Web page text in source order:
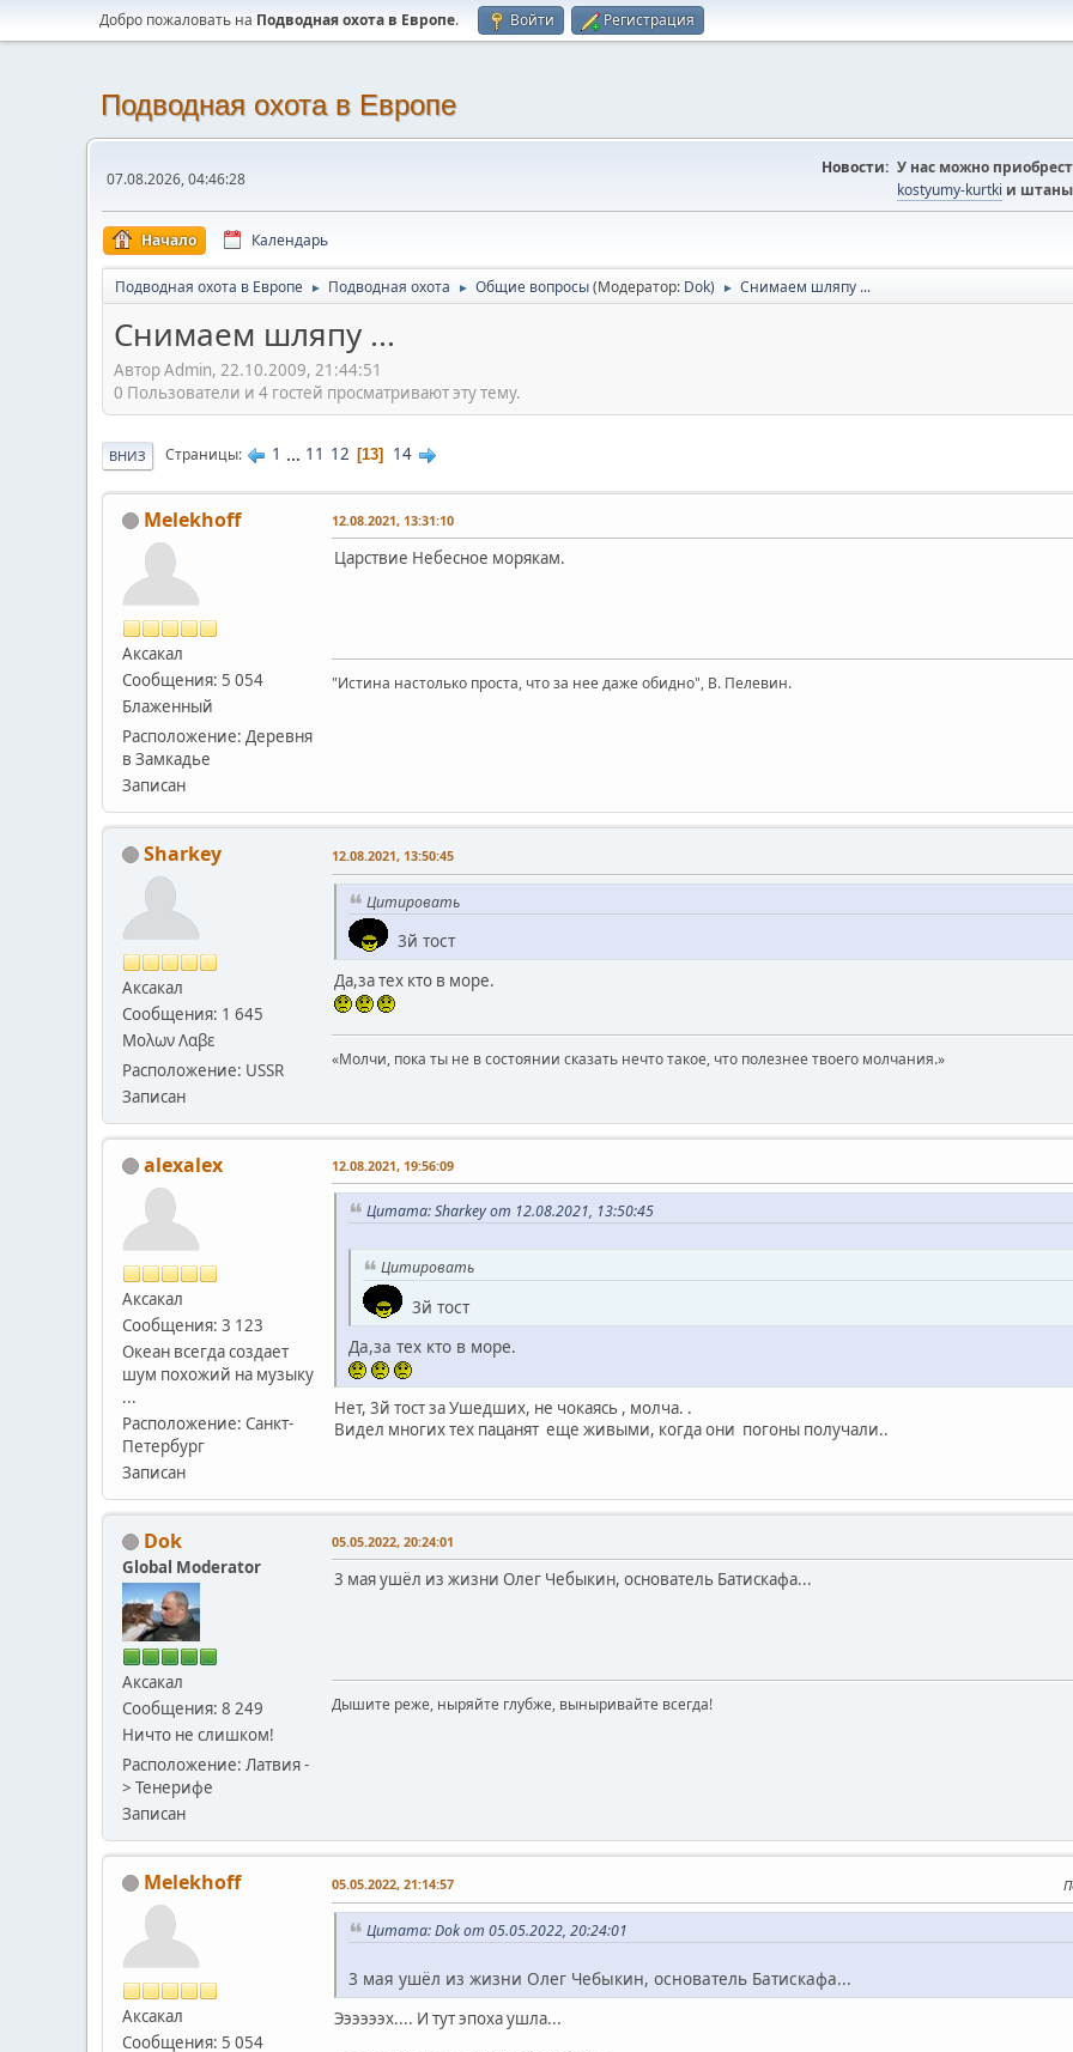
Добро пожаловать на Подводная охота в Европе. Войти Регистрация
Подводная охота в Европе
07.08.2026, 04:46:28
Новости: У нас можно
kostyumy-kurtki и
Начало Календарь
Подводная охота в Европе ► Подводная охота ► Общие вопросы(Модератор: Dok) ► Снимаем шляпу ...
Снимаем шляпу ...
Автор Admin, 22.10.2009, 21:44:51
0 Пользователи и 4 гостей просматривают эту тему.
ВНИЗ Страницы 1 ... 11 12 13 14
Melekhoff
Аксакал
Сообщения: 5 054
Блаженный
Расположение: Деревня
в Замкадье
Записан
12.08.2021, 13:31:10
Царствие Небесное морякам.
"Истина настолько проста, что за нее даже обидно", В. Пелевин.
Sharkey
Аксакал
Сообщения: 1 645
Μολων Λαβε
Расположение: USSR
Записан
12.08.2021, 13:50:45
Цитировать
3й тост
Да,за тех кто в море.
«Молчи, пока ты не в состоянии сказать нечто такое, что полезнее твоего молчания.»
alexalex
Аксакал
Сообщения: 3 123
Океан всегда создает
шум похожий на музыку
...
Расположение: Санкт-
Петербург
Записан
12.08.2021, 19:56:09
Цитата: Sharkey от 12.08.2021, 13:50:45
Цитировать
3й тост
Да,за тех кто в море.
Нет, 3й тост за Ушедших, не чокаясь , молча. .
Видел многих тех пацанят еще живыми, когда они погоны получали..
Dok
Global Moderator
Аксакал
Сообщения: 8 249
Ничто не слишком!
Расположение: Латвия -
> Тенерифе
Записан
05.05.2022, 20:24:01
3 мая ушëл из жизни Олег Чебыкин, основатель Батискафа...
Дышите реже, ныряйте глубже, выныривайте всегда!
Melekhoff
Аксакал
Сообщения: 5 054
05.05.2022, 21:14:57
Цитата: Dok от 05.05.2022, 20:24:01
3 мая ушëл из жизни Олег Чебыкин, основатель Батискафа...
Ээээээх.... И тут эпоха ушла...